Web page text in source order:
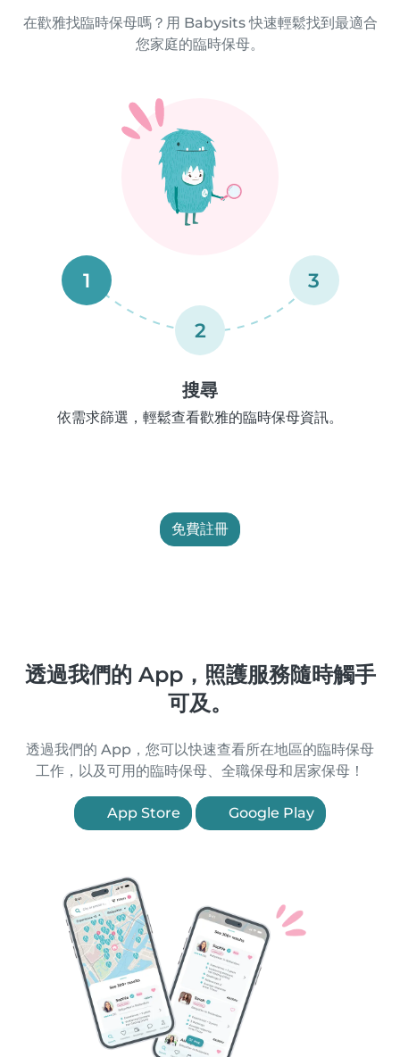
在歡雅找臨時保母嗎？用 Babysits 快速輕鬆找到最適合
您家庭的臨時保母。
1
2
3
搜尋
依需求篩選，輕鬆查看歡雅的臨時保母資訊。
免費註冊
透過我們的 App，照護服務隨時觸手
可及。
透過我們的 App，您可以快速查看所在地區的臨時保母
工作，以及可用的臨時保母、全職保母和居家保母！
App Store Google Play